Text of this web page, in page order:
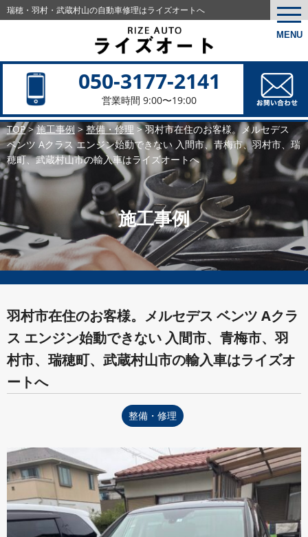
MENU
瑞穂・羽村・武蔵村山の自動車修理はライズオートへ
050-3177-2141
営業時間 9:00〜19:00
TOP>施工事例 > 整備・修理 >羽村市在住のお客様。メルセデス
ベンツ Aクラス エンジン始動できない 入間市、青梅市、羽村市、瑞
穂町、武蔵村山市の輸入車はライズオートへ
施工事例
羽村市在住のお客様。メルセデス ベンツ Aクラ
ス エンジン始動できない 入間市、青梅市、羽
村市、瑞穂町、武蔵村山市の輸入車はライズオ
ートへ
整備・修理